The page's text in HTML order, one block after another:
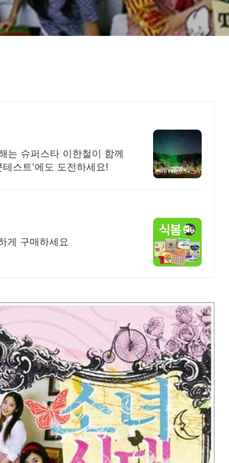
는 슈퍼스타 이한철이 함께
스트'에도 도전하세요!
게 구매하세요